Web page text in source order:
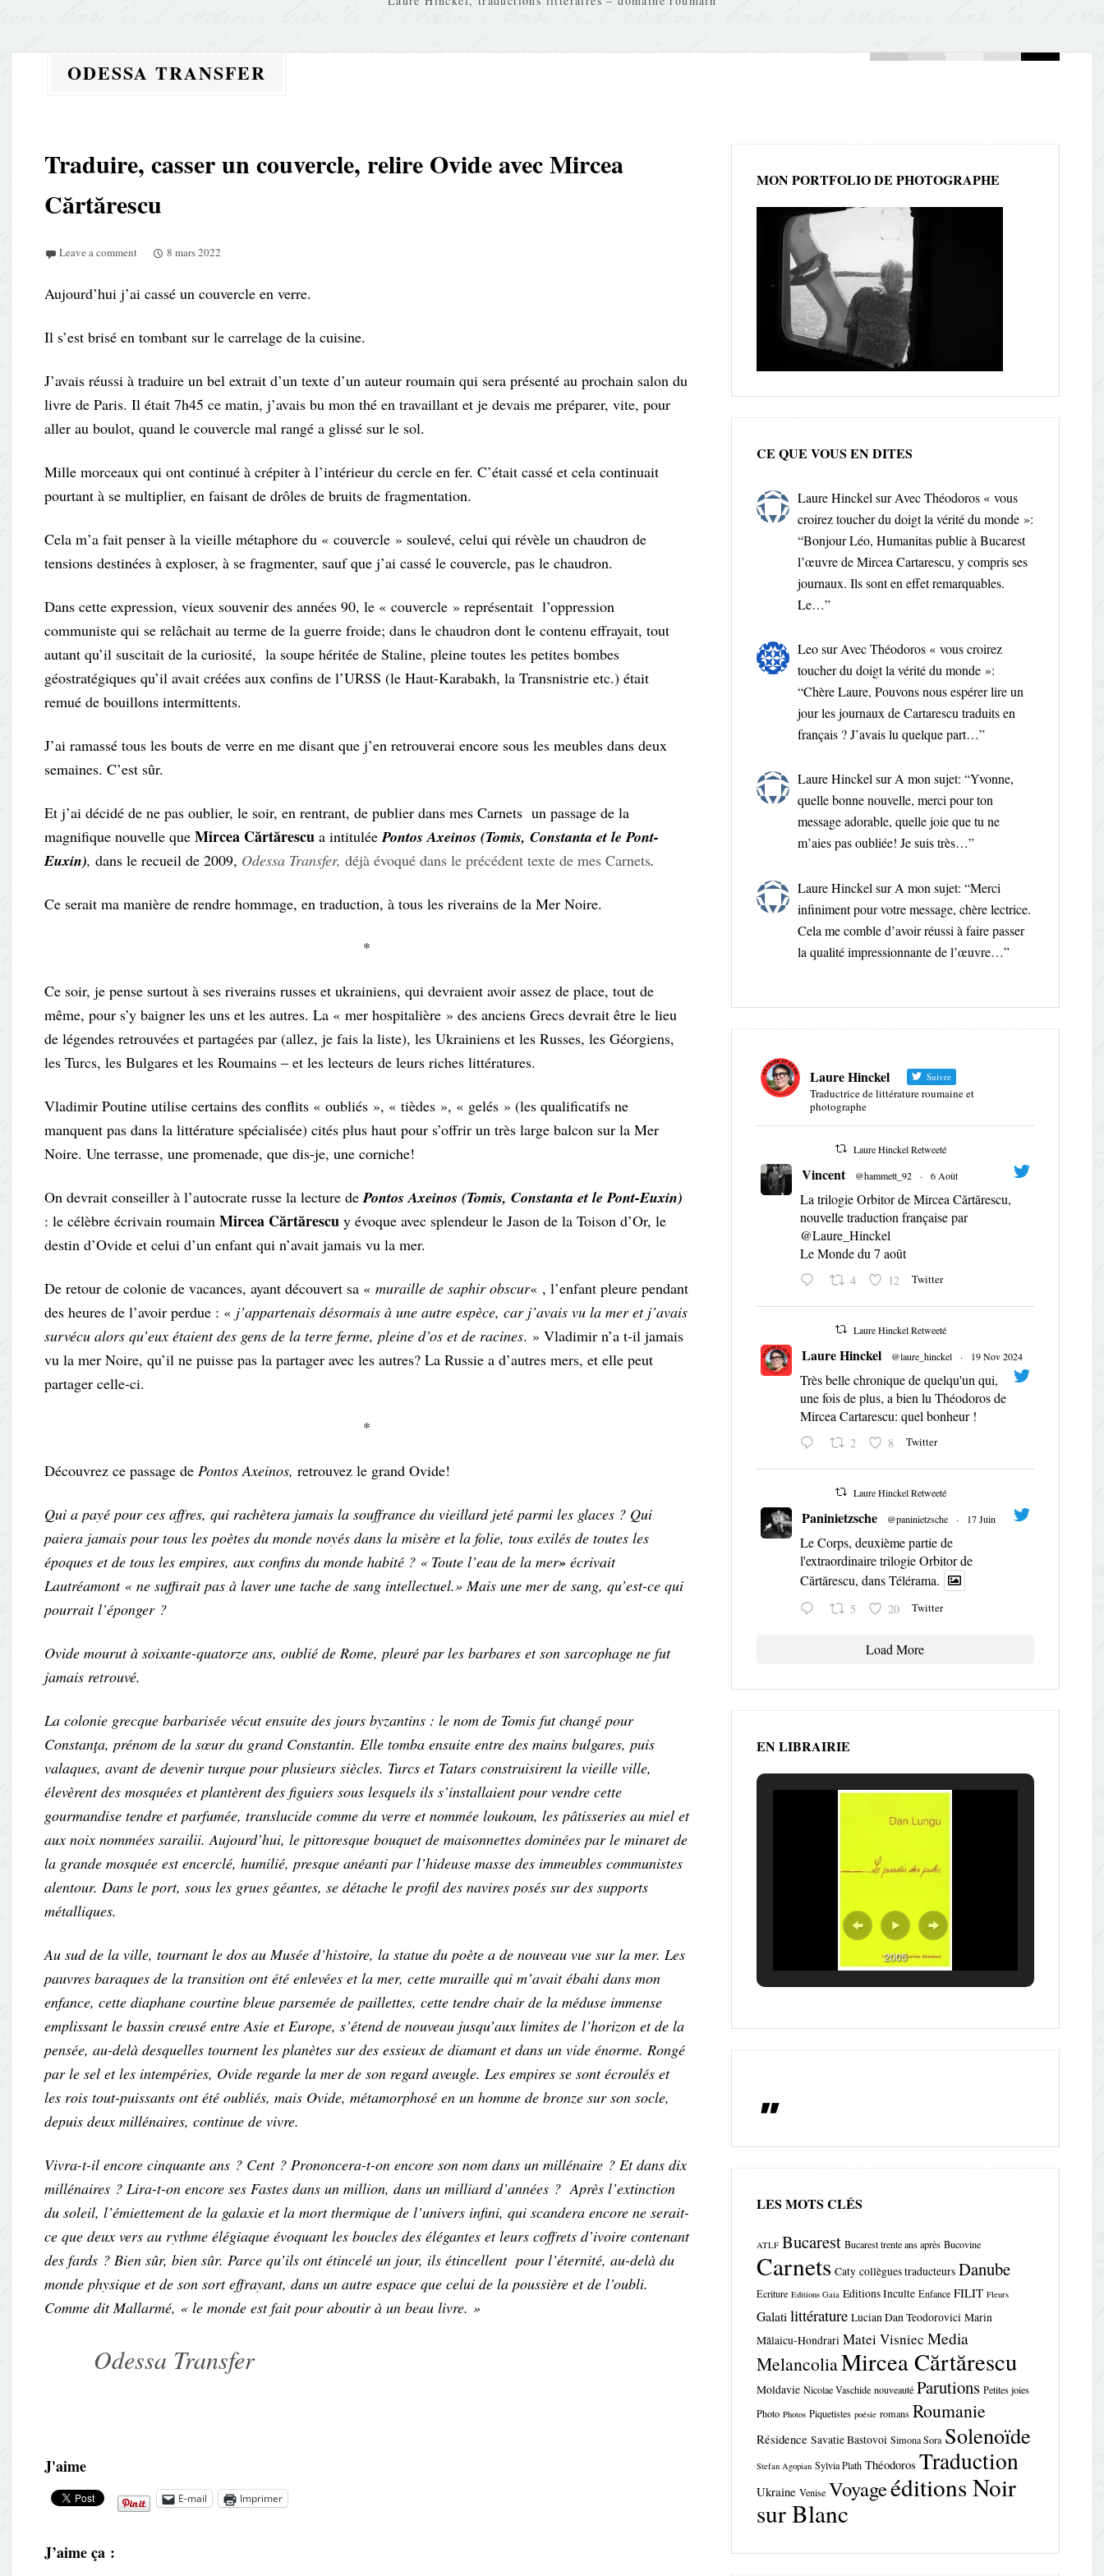
ODESSA TRANSFER
Traduire, casser un couvercle, relire Ovide avec Mircea
Cărtărescu
Leave a comment 8 mars 2022
Aujourd’hui j’ai cassé un couvercle en verre.
Il s’est brisé en tombant sur le carrelage de la cuisine.
J’avais réussi à traduire un bel extrait d’un texte d’un auteur roumain qui sera présenté au prochain salon du
livre de Paris. Il était 7h45 ce matin, j’avais bu mon thé en travaillant et je devais me préparer, vite, pour
aller au boulot, quand le couvercle mal rangé a glissé sur le sol.
Mille morceaux qui ont continué à crépiter à l’intérieur du cercle en fer. C’était cassé et cela continuait
pourtant à se multiplier, en faisant de drôles de bruits de fragmentation.
Cela m’a fait penser à la vieille métaphore du « couvercle » soulevé, celui qui révèle un chaudron de
tensions destinées à exploser, à se fragmenter, sauf que j’ai cassé le couvercle, pas le chaudron.
Dans cette expression, vieux souvenir des années 90, le « couvercle » représentait l’oppression
communiste qui se relâchait au terme de la guerre froide; dans le chaudron dont le contenu effrayait, tout
autant qu’il suscitait de la curiosité, la soupe héritée de Staline, pleine toutes les petites bombes
géostratégiques qu’il avait créées aux confins de l’URSS (le Haut-Karabakh, la Transnistrie etc.) était
remué de bouillons intermittents.
J’ai ramassé tous les bouts de verre en me disant que j’en retrouverai encore sous les meubles dans deux
semaines. C’est sûr.
Et j’ai décidé de ne pas oublier, le soir, en rentrant, de publier dans mes Carnets un passage de la
magnifique nouvelle queMircea Cărtărescu a intituléePontos Axeinos (Tomis, Constanta et le Pont-
Euxin),dans le recueil de 2009, Odessa Transfer,déjà évoqué dans le précédent texte de mes Carnets.
Ce serait ma manière de rendre hommage, en traduction, à tous les riverains de la Mer Noire.
*
Ce soir, je pense surtout à ses riverains russes et ukrainiens, qui devraient avoir assez de place, tout de
même, pour s’y baigner les uns et les autres. La « mer hospitalière » des anciens Grecs devrait être le lieu
de légendes retrouvées et partagées par (allez, je fais la liste), les Ukrainiens et les Russes, les Géorgiens,
les Turcs, les Bulgares et les Roumains – et les lecteurs de leurs riches littératures.
Vladimir Poutine utilise certains des conflits « oubliés », « tièdes », « gelés » (les qualificatifs ne
manquent pas dans la littérature spécialisée) cités plus haut pour s’offrir un très large balcon sur la Mer
Noire. Une terrasse, une promenade, que dis-je, une corniche!
On devrait conseiller à l’autocrate russe la lecture dePontos Axeinos (Tomis, Constanta et le Pont-Euxin)
: le célèbre écrivain roumainMircea Cărtărescu y évoque avec splendeur le Jason de la Toison d’Or, le
destin d’Ovide et celui d’un enfant qui n’avait jamais vu la mer.
De retour de colonie de vacances, ayant découvert sa «muraille de saphir obscur« , l’enfant pleure pendant
des heures de l’avoir perdue : « j’appartenais désormais à une autre espèce, car j’avais vu la mer et j’avais
survécu alors qu’eux étaient des gens de la terre ferme, pleine d’os et de racines. » Vladimir n’a t-il jamais
vu la mer Noire, qu’il ne puisse pas la partager avec les autres? La Russie a d’autres mers, et elle peut
partager celle-ci.
*
Découvrez ce passage dePontos Axeinos,retrouvez le grand Ovide!
Qui a payé pour ces affres, qui rachètera jamais la souffrance du vieillard jeté parmi les glaces ? Qui
paiera jamais pour tous les poètes du monde noyés dans la misère et la folie, tous exilés de toutes les
époques et de tous les empires, aux confins du monde habité ? « Toute l’eau de la mer» écrivait
Lautréamont « ne suffirait pas à laver une tache de sang intellectuel.» Mais une mer de sang, qu’est-ce qui
pourrait l’éponger ?
Ovide mourut à soixante-quatorze ans, oublié de Rome, pleuré par les barbares et son sarcophage ne fut
jamais retrouvé.
La colonie grecque barbarisée vécut ensuite des jours byzantins : le nom de Tomis fut changé pour
Constanţa, prénom de la sœur du grand Constantin. Elle tomba ensuite entre des mains bulgares, puis
valaques, avant de devenir turque pour plusieurs siècles. Turcs et Tatars construisirent la vieille ville,
élevèrent des mosquées et plantèrent des figuiers sous lesquels ils s’installaient pour vendre cette
gourmandise tendre et parfumée, translucide comme du verre et nommée loukoum, les pâtisseries au miel et
aux noix nommées sarailii. Aujourd’hui, le pittoresque bouquet de maisonnettes dominées par le minaret de
la grande mosquée est encerclé, humilié, presque anéanti par l’hideuse masse des immeubles communistes
alentour. Dans le port, sous les grues géantes, se détache le profil des navires posés sur des supports
métalliques.
Au sud de la ville, tournant le dos au Musée d’histoire, la statue du poète a de nouveau vue sur la mer. Les
pauvres baraques de la transition ont été enlevées et la mer, cette muraille qui m’avait ébahi dans mon
enfance, cette diaphane courtine bleue parsemée de paillettes, cette tendre chair de la méduse immense
emplissant le bassin creusé entre Asie et Europe, s’étend de nouveau jusqu’aux limites de l’horizon et de la
pensée, au-delà desquelles tournent les planètes sur des essieux de diamant et dans un vide énorme. Rongé
par le sel et les intempéries, Ovide regarde la mer de son regard aveugle. Les empires se sont écroulés et
les rois tout-puissants ont été oubliés, mais Ovide, métamorphosé en un homme de bronze sur son socle,
depuis deux millénaires, continue de vivre.
Vivra-t-il encore cinquante ans ? Cent ? Prononcera-t-on encore son nom dans un millénaire ? Et dans dix
millénaires ? Lira-t-on encore ses Fastes dans un million, dans un milliard d’années ? Après l’extinction
du soleil, l’émiettement de la galaxie et la mort thermique de l’univers infini, qui scandera encore ne serait-
ce que deux vers au rythme élégiaque évoquant les boucles des élégantes et leurs coffrets d’ivoire contenant
des fards ? Bien sûr, bien sûr. Parce qu’ils ont étincelé un jour, ils étincellent pour l’éternité, au-delà du
monde physique et de son sort effrayant, dans un autre espace que celui de la poussière et de l’oubli.
Comme dit Mallarmé, « le monde est fait pour aboutir à un beau livre. »
Odessa Transfer
J'aime
E-mail Imprimer
J’aime ça :
MON PORTFOLIO DE PHOTOGRAPHE
CE QUE VOUS EN DITES
Laure Hinckel surAvec Théodoros « vous
croirez toucher du doigt la vérité du monde »:
“Bonjour Léo, Humanitas publie à Bucarest
l’œuvre de Mircea Cartarescu, y compris ses
journaux. Ils sont en effet remarquables.
Le…”
LeosurAvec Théodoros « vous croirez
toucher du doigt la vérité du monde »:
“Chère Laure, Pouvons nous espérer lire un
jour les journaux de Cartarescu traduits en
français ? J’avais lu quelque part…”
Laure HinckelsurA mon sujet: “Yvonne,
quelle bonne nouvelle, merci pour ton
message adorable, quelle joie que tu ne
m’aies pas oubliée! Je suis très…”
Laure Hinckel surA mon sujet: “Merci
infiniment pour votre message, chère lectrice.
Cela me comble d’avoir réussi à faire passer
la qualité impressionnante de l’œuvre…”
Laure Hinckel Suivre
Traductrice de littérature roumaine et
photographe
Laure Hinckel Retweeté
Vincent @hammett_92 · 6 Août
La trilogie Orbitor de Mircea Cărtărescu,
nouvelle traduction française par
@Laure_Hinckel
Le Monde du 7 août
4 12 Twitter
Laure Hinckel Retweeté
Laure Hinckel @laure_hinckel · 19 Nov 2024
Très belle chronique de quelqu'un qui,
une fois de plus, a bien lu Théodoros de
Mircea Cartarescu: quel bonheur !
2 8 Twitter
Laure Hinckel Retweeté
Paninietzsche @paninietzsche · 17 Juin
Le Corps, deuxième partie de
l'extraordinaire trilogie Orbitor de
Cărtărescu, dans Télérama.
5 20 Twitter
Load More
EN LIBRAIRIE
2005
LES MOTS CLÉS
ATLF Bucarest Bucarest trente ans après Bucovine
Carnets Caty collègues traducteurs Danube
Ecriture Editions Gaia Editions Inculte Enfance FILIT Fleurs
Galati littérature Lucian Dan Teodorovici Marin
Mălaicu-Hondrari Matei Visniec Media
MelancoliaMircea Cărtărescu
Moldavie Nicolae Vaschide nouveauté Parutions Petites joies
Photo Photos Piquetistes poésie romans Roumanie
Résidence Savatie Bastovoi Simona Sora Solenoïde
Stefan Agopian Sylvia Plath Théodoros Traduction
Ukraine Venise Voyageéditions Noir
sur Blanc